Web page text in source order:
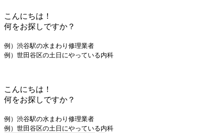
こんにちは！
何をお探しですか？
例）渋谷駅の水まわり修理業者
例）世田谷区の土日にやっている内科
こんにちは！
何をお探しですか？
例）渋谷駅の水まわり修理業者
例）世田谷区の土日にやっている内科